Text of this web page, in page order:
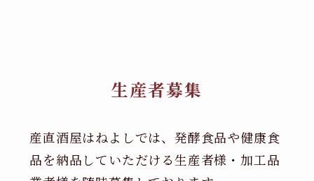
生産者募集
産直酒屋はねよしでは、発酵食品や健康食
品を納品していただける生産者様・加工品